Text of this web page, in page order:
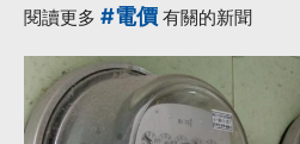
閱讀更多 #電價 有關的新聞